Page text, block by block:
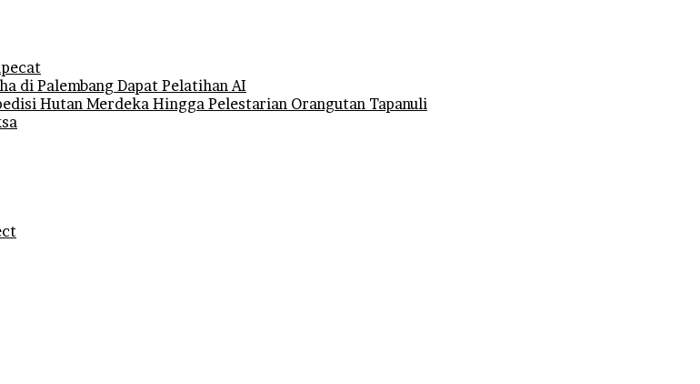
di Palembang Dapat Pelatihan AI
Hutan Merdeka Hingga Pelestarian Orangutan Tapanuli